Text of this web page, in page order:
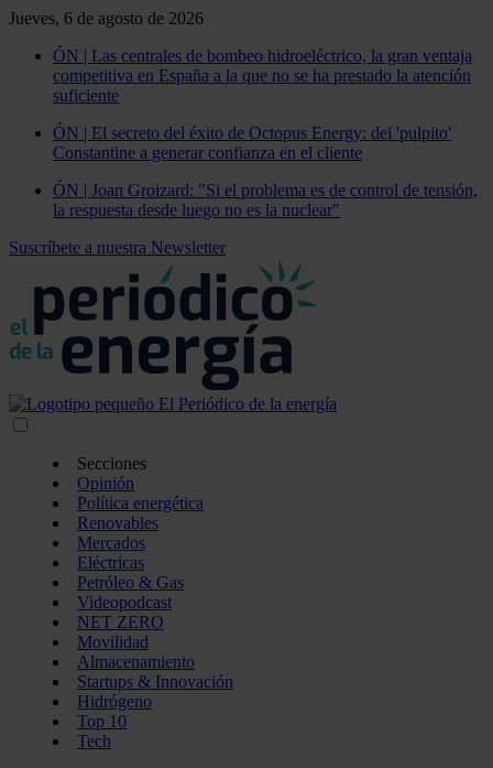
Jueves, 6 de agosto de 2026
ÓN | Las centrales de bombeo hidroeléctrico, la gran ventaja
competitiva en España a la que no se ha prestado la atención
suficiente
ÓN | El secreto del éxito de Octopus Energy: del 'pulpito'
Constantine a generar confianza en el cliente
ÓN | Joan Groizard: "Si el problema es de control de tensión,
la respuesta desde luego no es la nuclear"
Suscríbete a nuestra Newsletter
Secciones
Opinión
Política energética
Renovables
Mercados
Eléctricas
Petróleo & Gas
Videopodcast
NET ZERO
Movilidad
Almacenamiento
Startups & Innovación
Hidrógeno
Top 10
Tech